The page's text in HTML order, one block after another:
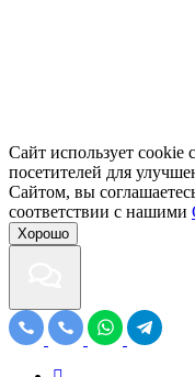
Сайт использует cookie
посетителей для
Сайтом, вы
соответствии с нашими
Хорошо